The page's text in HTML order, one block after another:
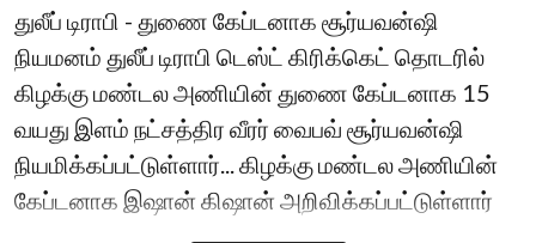
துலீப் டிராபி - துணை கேப்டனாக சூர்யவன்ஷி
நியமனம் துலீப் டிராபி டெஸ்ட் கிரிக்கெட் தொடரில்
கிழக்கு மண்டல அணியின் துணை கேப்டனாக 15
வயது இளம் நட்சத்திர வீரர் வைபவ் சூர்யவன்ஷி
நியமிக்கப்பட்டுள்ளார்... கிழக்கு மண்டல அணியின்
கேப்டனாக இஷான் கிஷான் அறிவிக்கப்பட்டுள்ளார்